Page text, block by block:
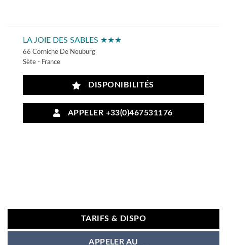
LA JOIE DES SABLES ★★★
66 Corniche De Neuburg
Sète - France
DISPONIBILITÉS
APPELER +33(0)467531176
TARIFS & DISPO
APPELER AU